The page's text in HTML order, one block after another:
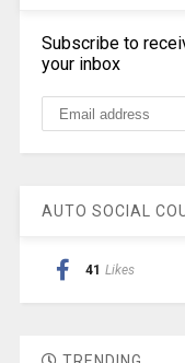
Subscribe to
your inbox
AUTO SOCIAL
41 Likes